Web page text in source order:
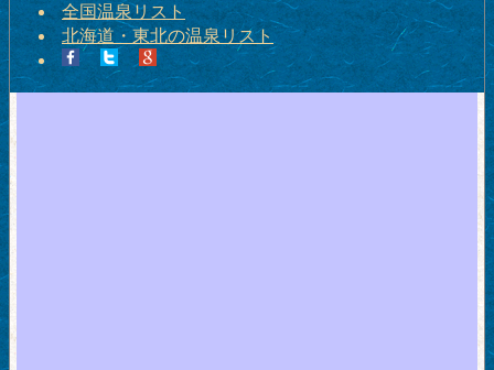
全国温泉リスト
北海道・東北の温泉リスト